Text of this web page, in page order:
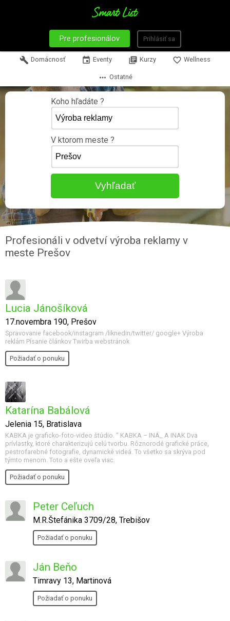
Pre profesionálov Prihlásiť sa
build Domácnosť event Eventy library_books Kurzy favorite_border Wellness
more_horiz Ostatné
Koho hľadáte ?
V ktorom meste ?
Profesionáli v odvetví výroba reklamy v
meste Prešov
Lucia Jánošíková
17.novembra 190, Prešov
Spravovanie facebook/instagram /liknedin/twitter/ google+ Výroba
reklám Písanie článkov Twirba webstránok
Požiadať o ponuku
Katarína Babálová
Jelenia 15, Bratislava
KABKA je graficko-foto-video štúdio. “ KABKA – INÁ_ A INAK Dva
prívlastky, ktoré charakterizujú celú tvorbu. Rôznorodé grafické práce,
pestrofarebné fotografie, dynamické videá. To všetko sa skrýva pod
týmto menom. Toto a ešte oveľa viac.
Požiadať o ponuku
Peter Ceľuch
M.R.Štefánika 3709/28, Trebišov
Požiadať o ponuku
Ján Beňo
Timravy 13, Martinová
Požiadať o ponuku